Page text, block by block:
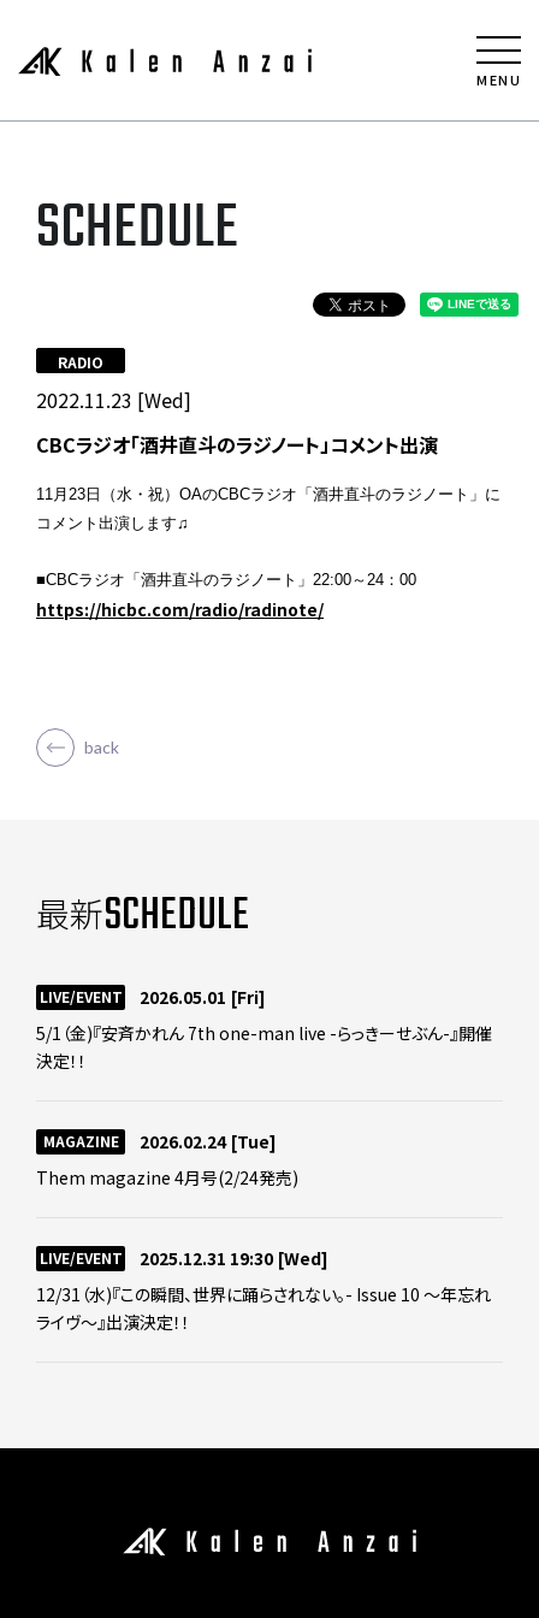
MENU
SCHEDULE
2022.11.23 [Wed]
RADIO
CBCラジオ「酒井直斗のラジノート」コメント出演
11月23日（水・祝）OAのCBCラジオ「酒井直斗のラジノート」に
コメント出演します♫
■CBCラジオ「酒井直斗のラジノート」 22:00～24：00
https://hicbc.com/radio/radinote/
back
最新SCHEDULE
LIVE/EVENT 2026.05.01 [Fri]
5/1（金)『安斉かれん 7th one-man live -らっきーせぶん-』開催
決定！！
MAGAZINE 2026.02.24 [Tue]
Them magazine 4月号(2/24発売)
LIVE/EVENT 2025.12.31 19:30 [Wed]
12/31（水)『この瞬間、世界に踊らされない。- Issue 10 ～年忘れ
ライヴ～』出演決定！！